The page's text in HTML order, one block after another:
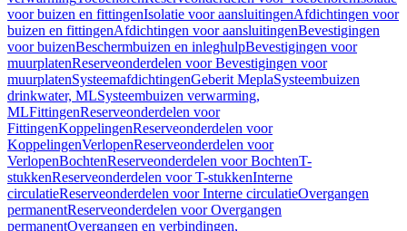
voor buizen en fittingenIsolatie voor aansluitingenAfdichtingen voor
buizen en fittingenAfdichtingen voor aansluitingenBevestigingen
voor buizenBeschermbuizen en inleghulpBevestigingen voor
muurplatenReserveonderdelen voor Bevestigingen voor
muurplatenSysteemafdichtingenGeberit MeplaSysteembuizen
drinkwater, MLSysteembuizen verwarming,
MLFittingenReserveonderdelen voor
FittingenKoppelingenReserveonderdelen voor
KoppelingenVerlopenReserveonderdelen voor
VerlopenBochtenReserveonderdelen voor BochtenT-
stukkenReserveonderdelen voor T-stukkenInterne
circulatieReserveonderdelen voor Interne circulatieOvergangen
permanentReserveonderdelen voor Overgangen
permanentOvergangen en verbindingen,